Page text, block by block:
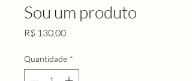
Sou um produto
R$ 130,00Preço
Quantidade *